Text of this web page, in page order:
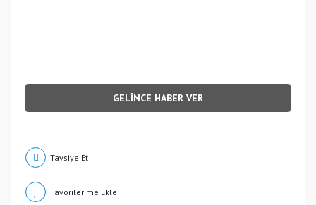
GELİNCE HABER VER
Tavsiye Et